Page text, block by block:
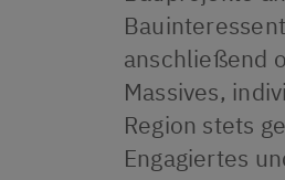
ANSPRECHPARTNERanschließend
Massives,
Region stets
Engagiertes